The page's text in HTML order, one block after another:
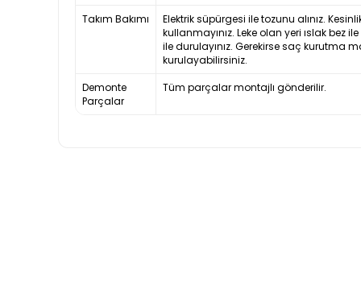
Takım Bakımı
Elektrik süpürgesi ile tozunu alınız.
kullanmayınız. Leke olan yeri ıslak bez
ile durulayınız. Gerekirse saç kurutma
kurulayabilirsiniz.
Demonte
Parçalar
Tüm parçalar montajlı gönderilir.